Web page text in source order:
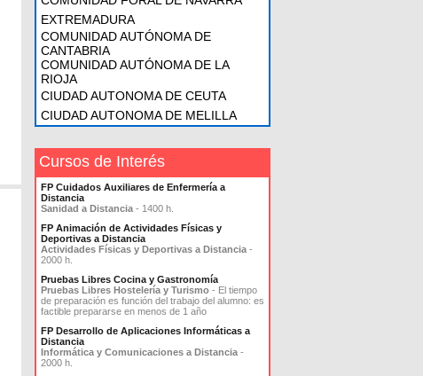
EXTREMADURA
COMUNIDAD AUTÓNOMA DE
CANTABRIA
COMUNIDAD AUTÓNOMA DE LA
RIOJA
CIUDAD AUTONOMA DE CEUTA
CIUDAD AUTONOMA DE MELILLA
Cursos de Interés
FP Cuidados Auxiliares de Enfermería a
Distancia
Sanidad a Distancia - 1400 h.
FP Animación de Actividades Físicas y
Deportivas a Distancia
Actividades Físicas y Deportivas a Distancia -
2000 h.
Pruebas Libres Cocina y Gastronomía
Pruebas Libres Hostelería y Turismo - El tiempo
de preparación es función del trabajo del alumno: es
factible prepararse en menos de 1 año
FP Desarrollo de Aplicaciones Informáticas a
Distancia
Informática y Comunicaciones a Distancia -
2000 h.